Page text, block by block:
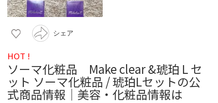
シェア
HOT !
ソーマ化粧品 Make clear &琥珀 L セ
ット ソーマ化粧品 / 琥珀Lセットの公
式商品情報｜美容・化粧品情報は